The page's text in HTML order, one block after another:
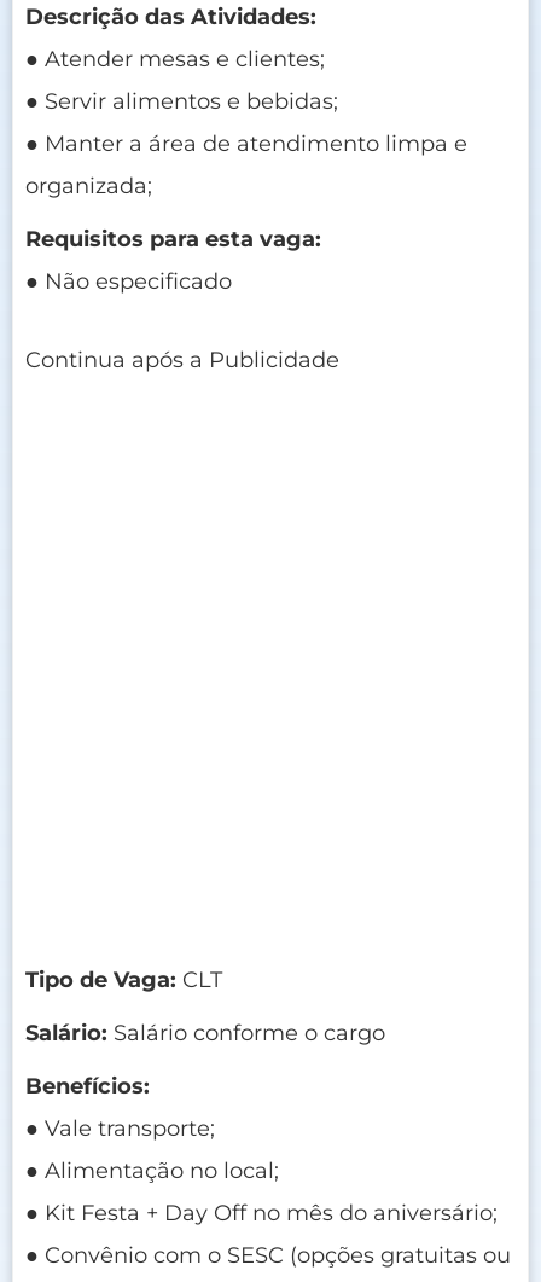
Descrição das Atividades:
● Atender mesas e clientes;
● Servir alimentos e bebidas;
● Manter a área de atendimento limpa e
organizada;
Requisitos para esta vaga:
● Não especificado
Continua após a Publicidade
Tipo de Vaga: CLT
Salário: Salário conforme o cargo
Benefícios:
● Vale transporte;
● Alimentação no local;
● Kit Festa + Day Off no mês do aniversário;
● Convênio com o SESC (opções gratuitas ou